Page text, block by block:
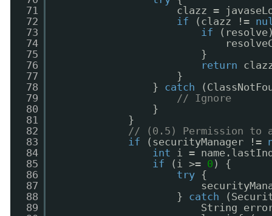
71
72
73
74
75
76
77
78
79
80
81
82
83
84
85
86
87
88
89
clazz =
if
(clazz !=
if
}
return
}
} catch
// Ignore
}
}
// (0.5) Permission to
if
(securityManager !=
int
i =
if
(i >= 0 ) {
try {
} catch
String